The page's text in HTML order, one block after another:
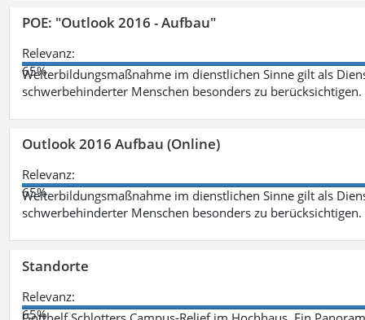
POE: "Outlook 2016 - Aufbau"
Relevanz:
65%
Weiterbildungsmaßnahme im dienstlichen Sinne gilt als
schwerbehinderter Menschen besonders zu berücksichtigen.
Outlook 2016 Aufbau (Online)
Relevanz:
65%
Weiterbildungsmaßnahme im dienstlichen Sinne gilt als
schwerbehinderter Menschen besonders zu berücksichtigen.
Standorte
Relevanz:
65%